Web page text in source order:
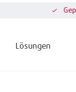
Lösungen